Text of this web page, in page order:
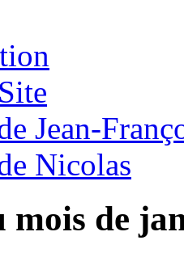
Jean-
Nicolas
mois de